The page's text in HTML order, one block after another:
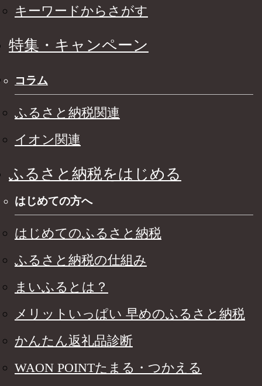
キーワードからさがす
特集・キャンペーン
コラム
ふるさと納税関連
イオン関連
ふるさと納税をはじめる
はじめての方へ
はじめてのふるさと納税
ふるさと納税の仕組み
まいふるとは？
メリットいっぱい 早めのふるさと納税
かんたん返礼品診断
WAON POINTたまる・つかえる